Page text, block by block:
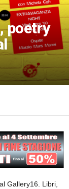
poetry
Gallery16. Libri,